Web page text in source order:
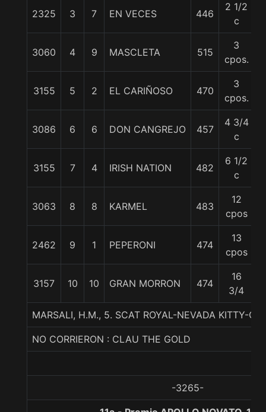
2325 3 7 EN VECES 446
2 1/2
c
3060 4 9 MASCLETA 515
3
cpos.
3155 5 2 EL CARIÑOSO 470
3
cpos.
3086 6 6 DON CANGREJO 457
4 3/4
c
3155 7 4 IRISH NATION 482
6 1/2
c
3063 8 8 KARMEL 483
12
cpos
2462 9 1 PEPERONI 474
13
cpos
3157 10 10 GRAN MORRON 474
16
3/4
MARSALI, H.M., 5. SCAT ROYAL-NEVADA KITTY-
NO CORRIERON : CLAU THE GOLD
-3265-